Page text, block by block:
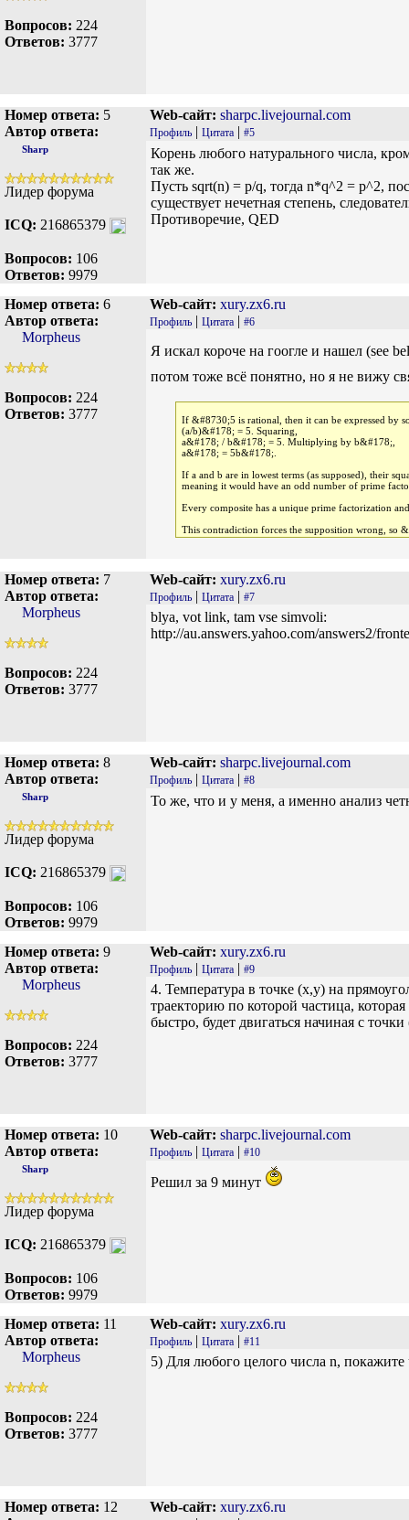
Вопросов: 224
Ответов: 3777
Номер ответа: 5
Автор ответа:
Sharp
Лидер форума
ICQ: 216865379
Вопросов: 106
Ответов: 9979
Web-сайт: sharpc.livejournal.com
Профиль | Цитата | #5
Корень любого натурального числа,
так же.
Пусть sqrt(n) = p/q, тогда n*q^2 = p^2,
существует нечетная степень,
Противоречие, QED
Номер ответа: 6
Автор ответа:
Morpheus
Вопросов: 224
Ответов: 3777
Web-сайт: xury.zx6.ru
Профиль | Цитата | #6
Я искал короче на гоогле и нашел (see
потом тоже всё понятно, но я не вижу
If &#8730;5 is rational, then it can be expressed by
(a/b)&#178; = 5. Squaring,
a&#178; / b&#178; = 5. Multiplying by b&#178;,
a&#178; = 5b&#178;.
If a and b are in lowest terms (as supposed), their
meaning it would have an odd number of prime
Every composite has a unique prime factorization
This contradiction forces the supposition wrong, so
Номер ответа: 7
Автор ответа:
Morpheus
Вопросов: 224
Ответов: 3777
Web-сайт: xury.zx6.ru
Профиль | Цитата | #7
blya, vot link, tam vse simvoli:
http://au.answers.yahoo.com/answers2/
Номер ответа: 8
Автор ответа:
Sharp
Лидер форума
ICQ: 216865379
Вопросов: 106
Ответов: 9979
Web-сайт: sharpc.livejournal.com
Профиль | Цитата | #8
То же, что и у меня, а именно анализ
Номер ответа: 9
Автор ответа:
Morpheus
Вопросов: 224
Ответов: 3777
Web-сайт: xury.zx6.ru
Профиль | Цитата | #9
4. Температура в точке (x,y) на
траекторию по которой частица,
быстро, будет двигаться начиная с точки
Номер ответа: 10
Автор ответа:
Sharp
Лидер форума
ICQ: 216865379
Вопросов: 106
Ответов: 9979
Web-сайт: sharpc.livejournal.com
Профиль | Цитата | #10
Решил за 9 минут
Номер ответа: 11
Автор ответа:
Morpheus
Вопросов: 224
Ответов: 3777
Web-сайт: xury.zx6.ru
Профиль | Цитата | #11
5) Для любого целого числа n,
Номер ответа: 12
Web-сайт: xury.zx6.ru